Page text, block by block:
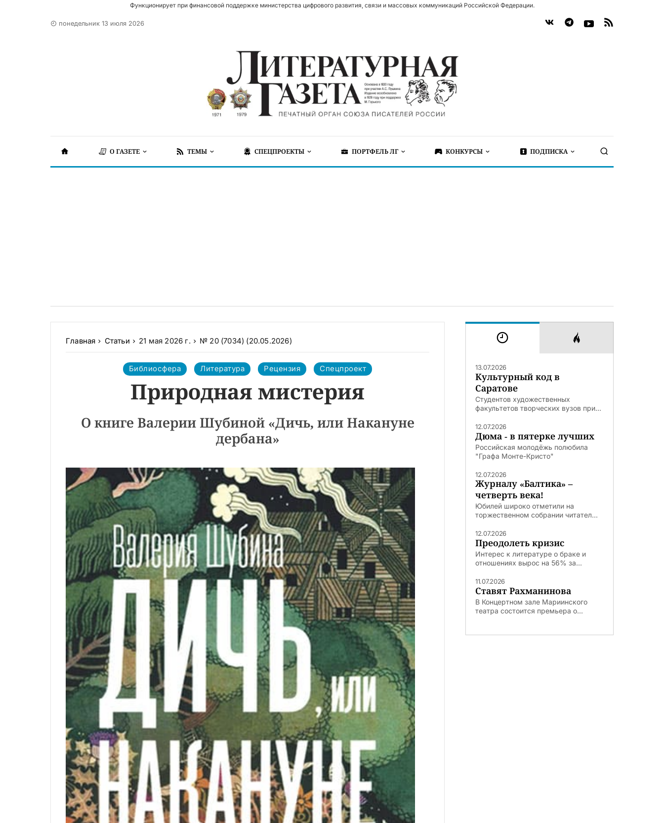
Функционирует при финансовой поддержке министерства цифрового развития, связи и массовых коммуникаций Российской Федерации.
понедельник 13 июля 2026
О ГАЗЕТЕ ТЕМЫ СПЕЦПРОЕКТЫ ПОРТФЕЛЬ ЛГ КОНКУРСЫ ПОДПИСКА
Главная Статьи 21 мая 2026 г. № 20 (7034) (20.05.2026)
Библиосфера Литература Рецензия Спецпроект
Природная мистерия
О книге Валерии Шубиной «Дичь, или Накануне
дербана»
13.07.2026
Культурный код в
Саратове
Студентов художественных
факультетов творческих вузов при...
12.07.2026
Дюма - в пятерке лучших
Российская молодёжь полюбила
"Графа Монте-Кристо"
12.07.2026
Журналу «Балтика» –
четверть века!
Юбилей широко отметили на
торжественном собрании читател...
12.07.2026
Преодолеть кризис
Интерес к литературе о браке и
отношениях вырос на 56% за...
11.07.2026
Ставят Рахманинова
В Концертном зале Мариинского
театра состоится премьера о...